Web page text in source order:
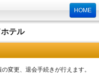
HOME
テル
変更、退会手続きが行えます。